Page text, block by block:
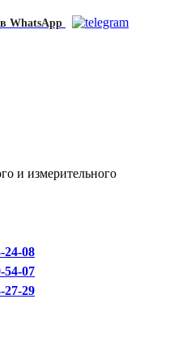
WhatsApp
и измерительного
24-08
54-07
27-29